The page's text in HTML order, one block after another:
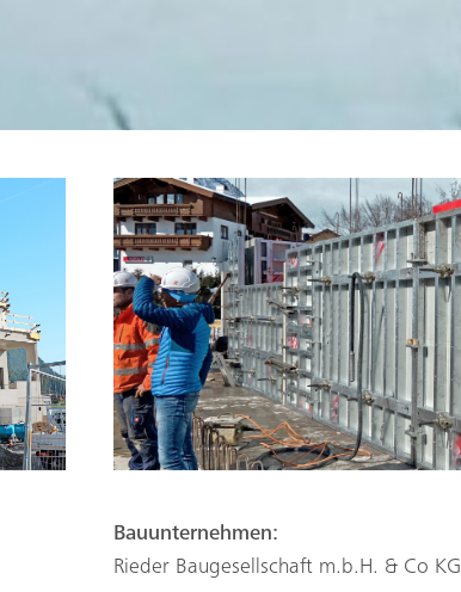
Bauunternehmen:
Rieder Baugesellschaft m.b.H. & Co KG